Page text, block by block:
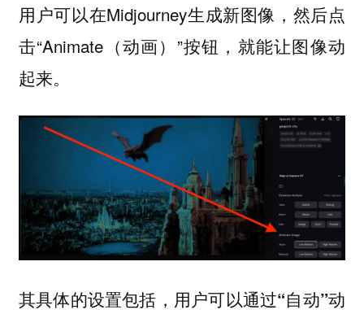
用户可以在Midjourney生成新图像，然后点
击“Animate（动画）”按钮，就能让图像动
起来。
其具体的设置包括，用户可以通过“自动”动